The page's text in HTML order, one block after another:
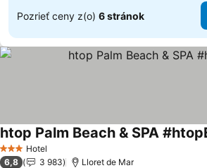
Pozrieť ceny z(o) 6 stránok
3 Počet hviezdičiek
Hotel
htop Palm Beach & SPA
6,8 3 983 Lloret de Mar